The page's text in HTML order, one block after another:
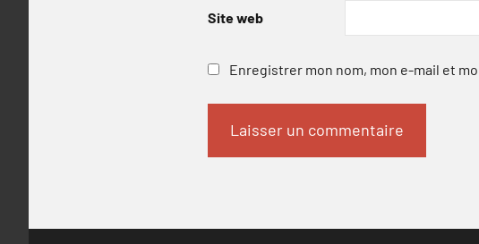
Site web
Enregistrer mon nom, mon e-mail et